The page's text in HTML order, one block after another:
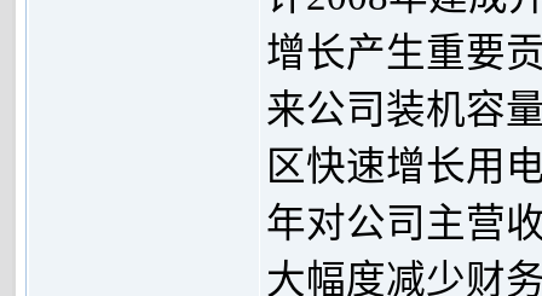
增长产生重要
来公司装机容
区快速增长用
年对公司主营
大幅度减少财